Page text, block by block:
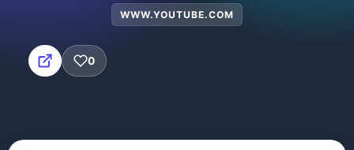
WWW.YOUTUBE.COM
0